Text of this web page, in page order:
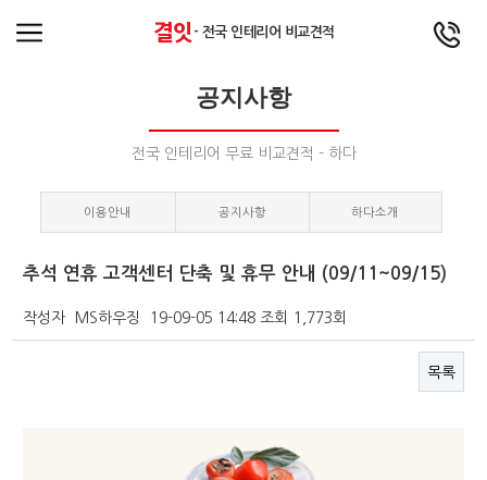
결잇 - 전국 인테리어 비교견적
공지사항
전국 인테리어 무료 비교견적 - 하다
이용안내 공지사항 하다소개
추석 연휴 고객센터 단축 및 휴무 안내 (09/11~09/15)
작성자 MS하우징 19-09-05 14:48 조회 1,773회
목록